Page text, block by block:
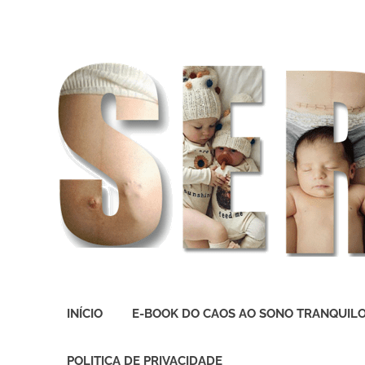
presente
INÍCIO E-BOOK DO CAOS AO SONO
POLITICA DE PRIVACIDADE